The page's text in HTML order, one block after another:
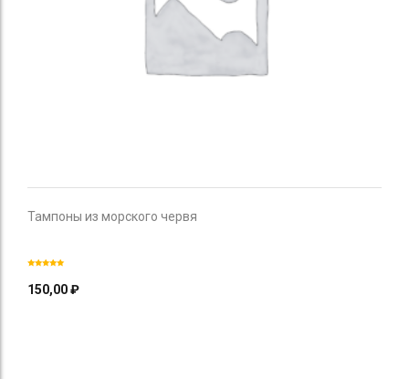
Тампоны из морского червя
150,00₽